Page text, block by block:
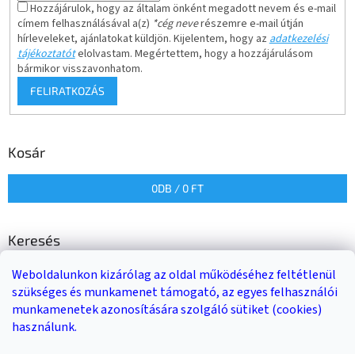
Weboldalunkon kizárólag az oldal működéséhez feltétlenül
szükséges és munkamenet támogató, az egyes felhasználói
munkamenetek azonosítására szolgáló sütiket (cookies)
használunk.
Hozzájárulok, hogy az általam önként megadott nevem és e-mail
címem felhasználásával a(z) *cég neverészemre e-mail útján
hírleveleket, ajánlatokat küldjön. Kijelentem, hogy azadatkezelési
tájékoztatótelolvastam. Megértettem, hogy a hozzájárulásom
bármikor visszavonhatom.
FELIRATKOZÁS
Kosár
0DB / 0 FT
Keresés
KERESÉS